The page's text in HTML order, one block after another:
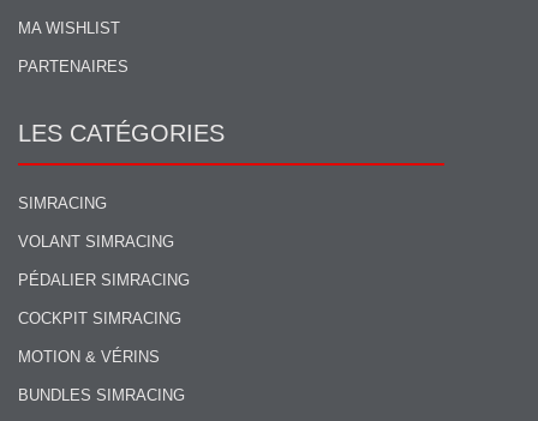
MA WISHLIST
PARTENAIRES
LES CATÉGORIES
SIMRACING
VOLANT SIMRACING
PÉDALIER SIMRACING
COCKPIT SIMRACING
MOTION & VÉRINS
BUNDLES SIMRACING